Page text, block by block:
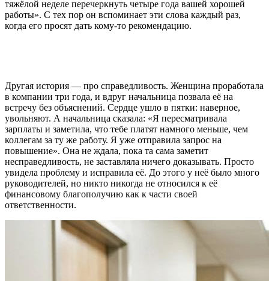
тяжёлой неделе перечеркнуть четыре года вашей хорошей
работы». С тех пор он вспоминает эти слова каждый раз,
когда его просят дать кому-то рекомендацию.
Другая история — про справедливость. Женщина проработала
в компании три года, и вдруг начальница позвала её на
встречу без объяснений. Сердце ушло в пятки: наверное,
увольняют. А начальница сказала: «Я пересматривала
зарплаты и заметила, что тебе платят намного меньше, чем
коллегам за ту же работу. Я уже отправила запрос на
повышение». Она не ждала, пока та сама заметит
несправедливость, не заставляла ничего доказывать. Просто
увидела проблему и исправила её. До этого у неё было много
руководителей, но никто никогда не относился к её
финансовому благополучию как к части своей
ответственности.